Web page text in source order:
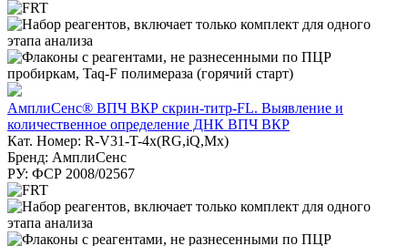
АмплиСенс® ВПЧ ВКР скрин-титр-FL. Выявление и
количественное определение ДНК ВПЧ ВКР
Кат. Номер: R-V31-T-4x(RG,iQ,Mx)
Бренд: АмплиСенс
РУ: ФСР 2008/02567